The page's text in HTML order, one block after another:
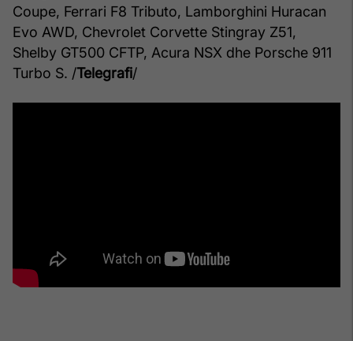
Coupe, Ferrari F8 Tributo, Lamborghini Huracan
Evo AWD, Chevrolet Corvette Stingray Z51,
Shelby GT500 CFTP, Acura NSX dhe Porsche 911
Turbo S. /Telegrafi/